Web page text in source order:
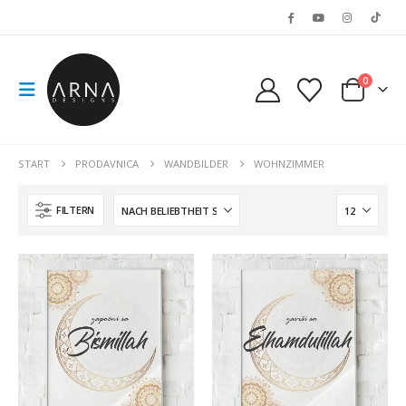
0
START PRODAVNICA WANDBILDER WOHNZIMMER
FILTERN